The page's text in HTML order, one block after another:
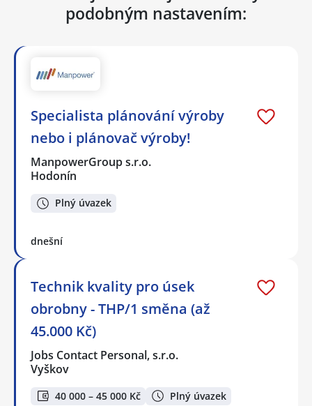
podobným nastavením:
Specialista plánování výroby
nebo i plánovač výroby!
ManpowerGroup s.r.o.
Hodonín
Plný úvazek
dnešní
Technik kvality pro úsek
obrobny - THP/1 směna (až
45.000 Kč)
Jobs Contact Personal, s.r.o.
Vyškov
40 000 – 45 000 Kč Plný úvazek